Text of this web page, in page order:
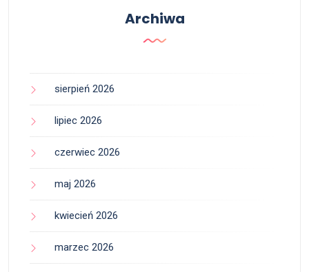
Archiwa
sierpień 2026
lipiec 2026
czerwiec 2026
maj 2026
kwiecień 2026
marzec 2026